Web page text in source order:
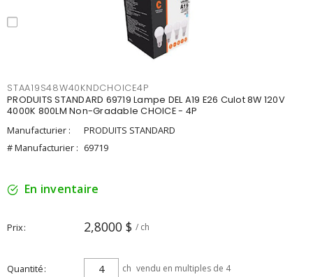
STAA19S48W40KNDCHOICE4P
PRODUITS STANDARD 69719 Lampe DEL A19 E26 Culot 8W 120V
4000K 800LM Non-Gradable CHOICE - 4P
Manufacturier :
PRODUITS STANDARD
# Manufacturier : 69719
En inventaire
Prix 2,8000 $ / ch
Quantité ch vendu en multiples de 4